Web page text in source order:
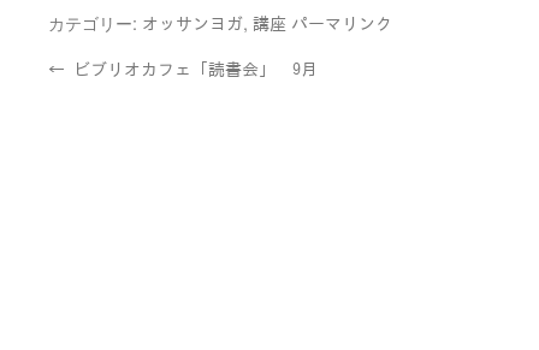
カテゴリー: オッサンヨガ, 講座 パーマリンク
← ビブリオカフェ「読書会」 9月